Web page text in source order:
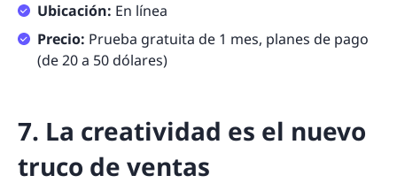
Ubicación: En línea
Precio: Prueba gratuita de 1 mes, planes de pago
(de 20 a 50 dólares)
7. La creatividad es el nuevo
truco de ventas